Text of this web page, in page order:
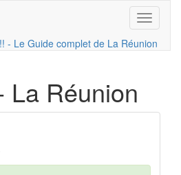
Toggle
La Réunion